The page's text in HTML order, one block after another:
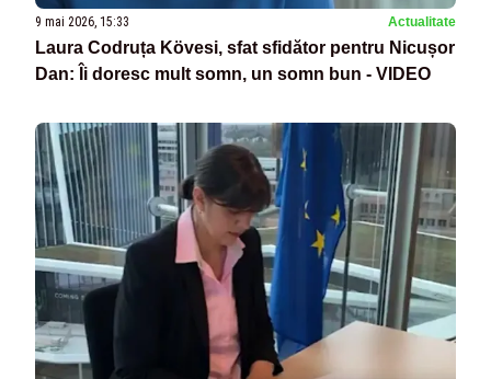
9 mai 2026, 15:33 Actualitate
Laura Codruța Kövesi, sfat sfidător pentru Nicușor
Dan: Îi doresc mult somn, un somn bun - VIDEO